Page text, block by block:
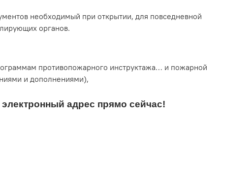
необходимый при открытии, для повседневной
органов.
противопожарного инструктажа… и пожарной
и дополнениями),
адрес прямо сейчас!